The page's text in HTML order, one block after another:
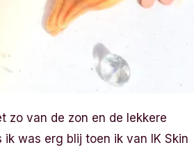
zo van de zon en de lekkere
was erg blij toen ik van IK Skin